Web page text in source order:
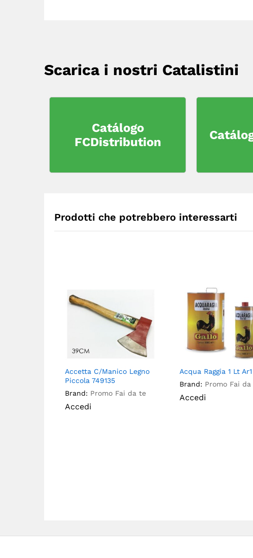
Scarica i nostri Catalistini
Catálogo
FCDistribution
Prodotti che potrebbero interessarti
Accetta C/Manico Legno
Piccola 749135
Brand: Promo Fai da te
Accedi
Acqua Raggia 1 Lt Ar1
Brand: Promo Fai
Accedi